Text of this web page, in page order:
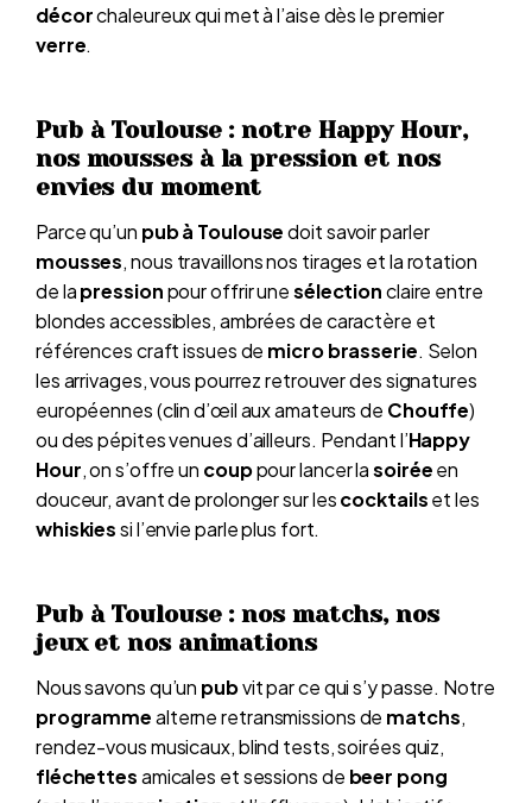
décorchaleureux qui met à l’aise dès le premier
verre.
Pub à Toulouse : notre Happy Hour,
nos mousses à la pression et nos
envies du moment
Parce qu’un pub à Toulousedoit savoir parler
mousses, nous travaillons nos tirages et la rotation
de lapressionpour offrir unesélectionclaire entre
blondes accessibles, ambrées de caractère et
références craft issues de micro brasserie. Selon
les arrivages, vous pourrez retrouver des signatures
européennes (clin d’œil aux amateurs de Chouffe)
ou des pépites venues d’ailleurs. Pendant l’Happy
Hour, on s’offre un couppour lancer lasoiréeen
douceur, avant de prolonger sur lescocktailset les
whiskiessi l’envie parle plus fort.
Pub à Toulouse : nos matchs, nos
jeux et nos animations
Nous savons qu’un pubvit par ce qui s’y passe. Notre
programmealterne retransmissions de matchs,
rendez-vous musicaux, blind tests, soirées quiz,
fléchettesamicales et sessions de beer pong